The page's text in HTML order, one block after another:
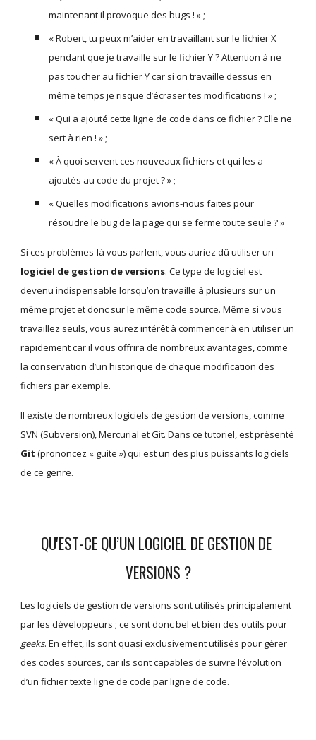
maintenant il provoque des bugs ! » ;
« Robert, tu peux m’aider en travaillant sur le fichier X
pendant que je travaille sur le fichier Y ? Attention à ne
pas toucher au fichier Y car si on travaille dessus en
même temps je risque d’écraser tes modifications ! » ;
« Qui a ajouté cette ligne de code dans ce fichier ? Elle ne
sert à rien ! » ;
« À quoi servent ces nouveaux fichiers et qui les a
ajoutés au code du projet ? » ;
« Quelles modifications avions-nous faites pour
résoudre le bug de la page qui se ferme toute seule ? »
logiciel de gestion de versions. Ce type de logiciel est
devenu indispensable lorsqu’on travaille à plusieurs sur un
même projet et donc sur le même code source. Même si vous
travaillez seuls, vous aurez intérêt à commencer à en utiliser un
rapidement car il vous offrira de nombreux avantages, comme
la conservation d’un historique de chaque modification des
fichiers par exemple.
Il existe de nombreux logiciels de gestion de versions, comme
Git (prononcez « guite ») qui est un des plus puissants logiciels
de ce genre.
QU'EST-CE QU’UN LOGICIEL DE GESTION DE
VERSIONS ?
Les logiciels de gestion de versions sont utilisés principalement
geeks. En effet, ils sont quasi exclusivement utilisés pour gérer
des codes sources, car ils sont capables de suivre l’évolution
d’un fichier texte ligne de code par ligne de code.